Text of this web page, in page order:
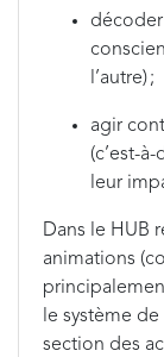
décoder
l’autre) ;
agir
(c’est-
leur
Dans le HUB
animations
le système de
section des